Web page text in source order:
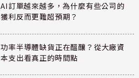
AI訂單越來越多，為什麼有些公司的
獲利反而更難超預期？
功率半導體缺貨正在醞釀？從大廠資
本支出看真正的時間點